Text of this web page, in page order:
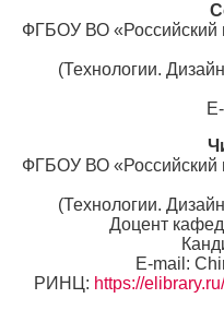
ФГБОУ ВО «Российский
(Технологии.
ФГБОУ ВО «Российский
(Технологии.
Доцент
E-mail:
РИНЦ: https://